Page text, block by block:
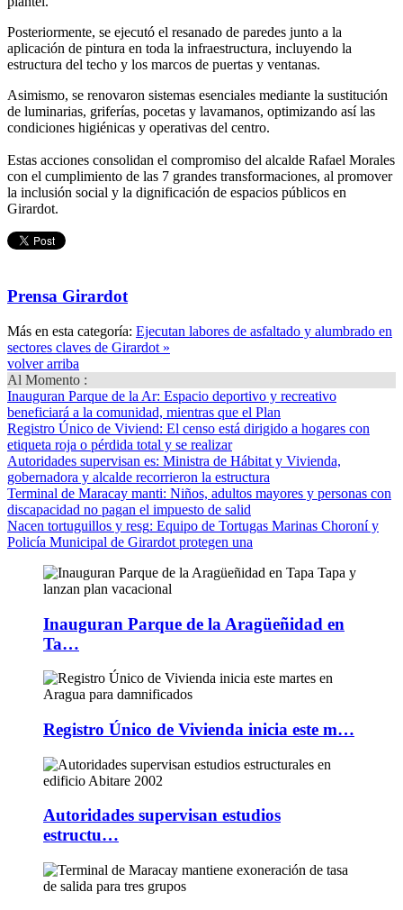
Posteriormente, se ejecutó el resanado de paredes junto a la
aplicación de pintura en toda la infraestructura, incluyendo la
estructura del techo y los marcos de puertas y ventanas.
Asimismo, se renovaron sistemas esenciales mediante la sustitución
de luminarias, griferías, pocetas y lavamanos, optimizando así las
condiciones higiénicas y operativas del centro.
Estas acciones consolidan el compromiso del alcalde Rafael Morales
con el cumplimiento de las 7 grandes transformaciones, al promover
la inclusión social y la dignificación de espacios públicos en
Girardot.
Prensa Girardot
Más en esta categoría: Ejecutan labores de asfaltado y alumbrado en
sectores claves de Girardot »
volver arriba
Al Momento :
Inauguran Parque de la Ar: Espacio deportivo y recreativo
beneficiará a la comunidad, mientras que el Plan
Registro Único de Viviend: El censo está dirigido a hogares con
etiqueta roja o pérdida total y se realizar
Autoridades supervisan es: Ministra de Hábitat y Vivienda,
gobernadora y alcalde recorrieron la estructura
Terminal de Maracay manti: Niños, adultos mayores y personas con
discapacidad no pagan el impuesto de salid
Nacen tortuguillos y resg: Equipo de Tortugas Marinas Choroní y
Policía Municipal de Girardot protegen una
Inauguran Parque de la Aragüeñidad en
Ta…
Registro Único de Vivienda inicia este m…
Autoridades supervisan estudios
estructu…